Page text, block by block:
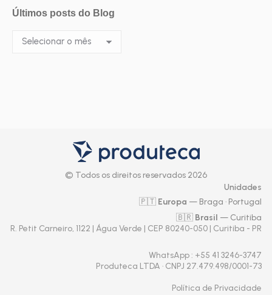
Últimos posts do Blog
Últimos
© Todos os direitos reservados 2026
Unidades
🇵🇹 Europa — Braga · Portugal
🇧🇷 Brasil — Curitiba
R. Petit Carneiro, 1122 | Água Verde | CEP 80240-050 | Curitiba - PR
WhatsApp: +55 41 3246-3747
Produteca LTDA · CNPJ 27.479.498/0001-73
Política de Privacidade